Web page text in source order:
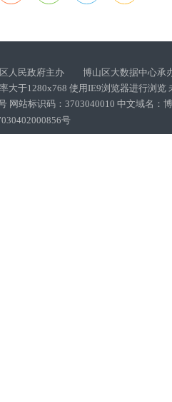
区人民政府主办 博山区大数据中心承
大于1280x768 使用IE9浏览器进行浏览
网站标识码：3703040010 中文域名：
号